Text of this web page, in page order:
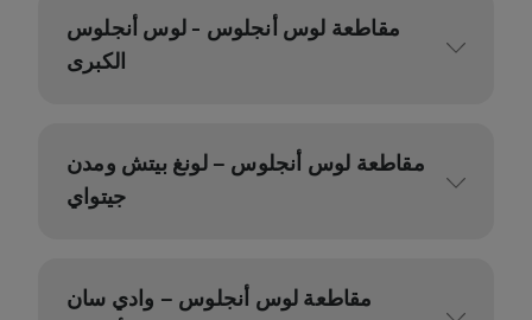
مقاطعة لوس أنجلوس - لوس أنجلوس
الكبرى
مقاطعة لوس أنجلوس – لونغ بيتش ومدن
جيتواي
مقاطعة لوس أنجلوس – وادي سان